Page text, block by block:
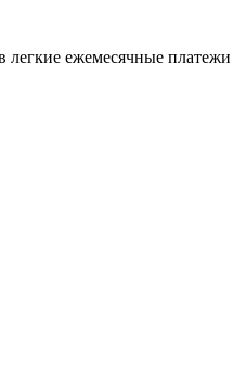
легкие ежемесячные платежи